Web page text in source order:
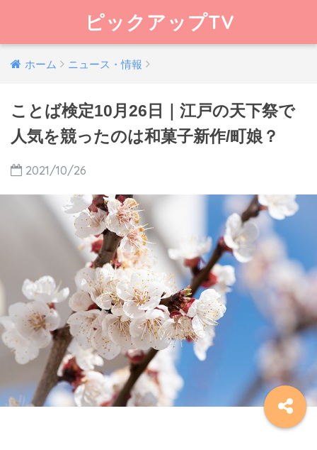
ピックアップTV
ホーム ニュース・情報
ことば検定10月26日｜江戸の天下祭で
人気を競ったのは和菓子新作/町娘？
2021/10/26